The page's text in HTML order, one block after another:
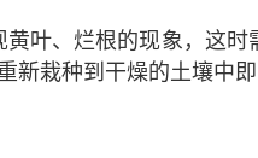
叶、烂根的现象，这
新栽种到干燥的土壤中